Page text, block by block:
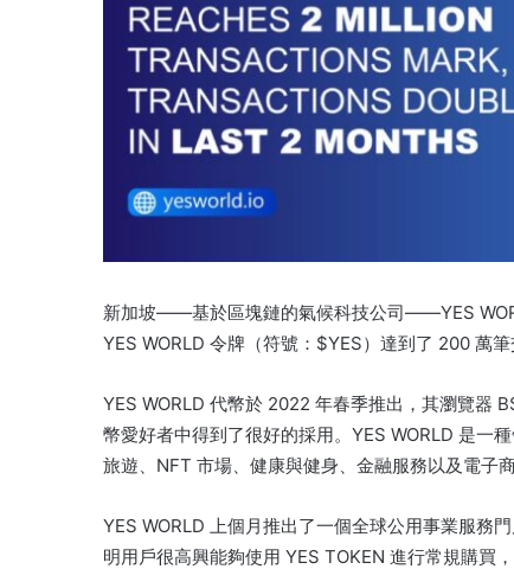
新加坡——基於區塊鏈的氣候科技公司——YES
YES WORLD 令牌（符號：$YES）達到了 200 萬筆
YES WORLD 代幣於 2022 年春季推出，其瀏覽器
幣愛好者中得到了很好的採用。 YES WORLD 是一
旅遊、NFT 市場、健康與健身、金融服務以及電子
YES WORLD 上個月推出了一個全球公用事業服務
明用戶很高興能夠使用 YES TOKEN 進行常規購買